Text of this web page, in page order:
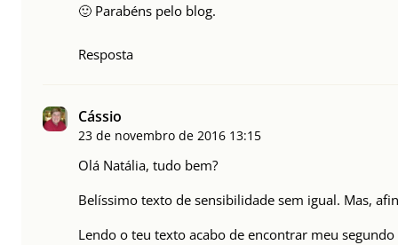
🙂 Parabéns pelo blog.
Resposta
Cássio
23 de novembro de 2016 13:15
Olá Natália, tudo bem?
Belíssimo texto de sensibilidade sem igual. Mas,
Lendo o teu texto acabo de encontrar meu